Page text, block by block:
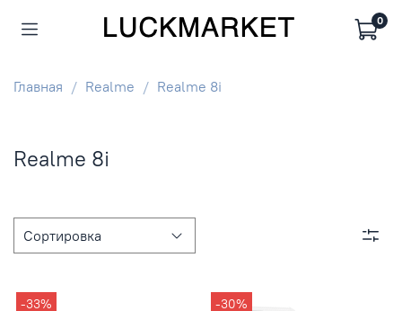
0
Главная Realme Realme 8i
Realme 8i
-33% -30%